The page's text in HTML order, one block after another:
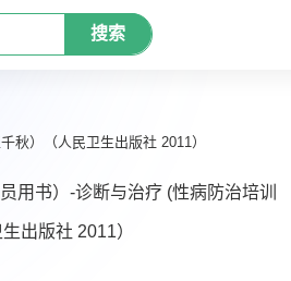
搜索
秋）（人民卫生出版社 2011）
用书）-诊断与治疗 (性病防治培训
出版社 2011）